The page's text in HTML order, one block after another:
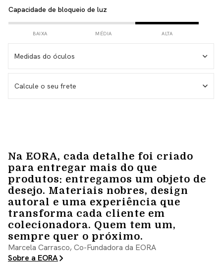
Capacidade de bloqueio de luz
BAIXA MÉDIA ALTA
Medidas do óculos
Medida da lente – 53 mm
Medida do frontal total – 143 mm
Calcule o seu frete
Na EORA, cada detalhe foi criado
para entregar mais do que
produtos: entregamos um objeto de
desejo. Materiais nobres, design
autoral e uma experiência que
transforma cada cliente em
colecionadora. Quem tem um,
sempre quer o próximo.
Marcela Carrasco, Co-Fundadora da EORA
Sobre a EORA